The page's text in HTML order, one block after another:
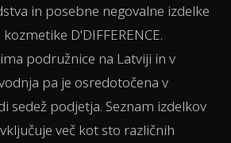
in posebne negovalne izdelke
D'DIFFERENCE.
podružnice na Latviji in v
pa je osredotočena v
sedež podjetja. Seznam izdelkov
več kot sto različnih